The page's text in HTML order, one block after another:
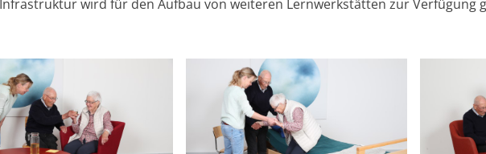
wird für den Aufbau von weiteren Lernwerkstätten zur Verfügung